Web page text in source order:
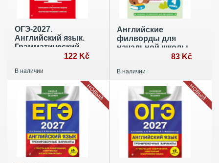
ОГЭ-2027.
Английский язык.
Грамматический
справочник с122 Kč
В наличии
Английские
филворды для
начальной школы.
83 Kč
В наличии
НОВЫЙ НОВЫЙ